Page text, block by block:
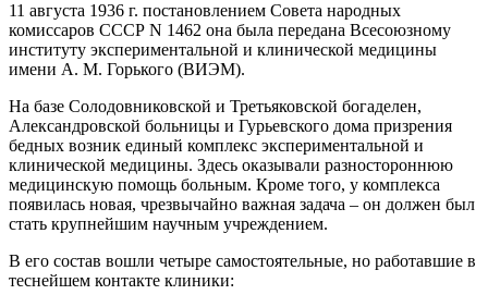
11 августа 1936 г. постановлением Совета народных
комиссаров СССР N 1462 она была передана Всесоюзному
институту экспериментальной и клинической медицины
имени А. М. Горького (ВИЭМ).
На базе Солодовниковской и Третьяковской богаделен,
Александровской больницы и Гурьевского дома призрения
бедных возник единый комплекс экспериментальной и
клинической медицины. Здесь оказывали разностороннюю
медицинскую помощь больным. Кроме того, у комплекса
появилась новая, чрезвычайно важная задача – он должен был
стать крупнейшим научным учреждением.
В его состав вошли четыре самостоятельные, но работавшие в
теснейшем контакте клиники: